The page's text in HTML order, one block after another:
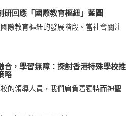
研回應「國際教育樞紐」藍圖
際教育樞紐的發展階段。當社會關注
合，學習無障：探討香港特殊學校推
略
的領導人員，我們肩負着獨特而神聖